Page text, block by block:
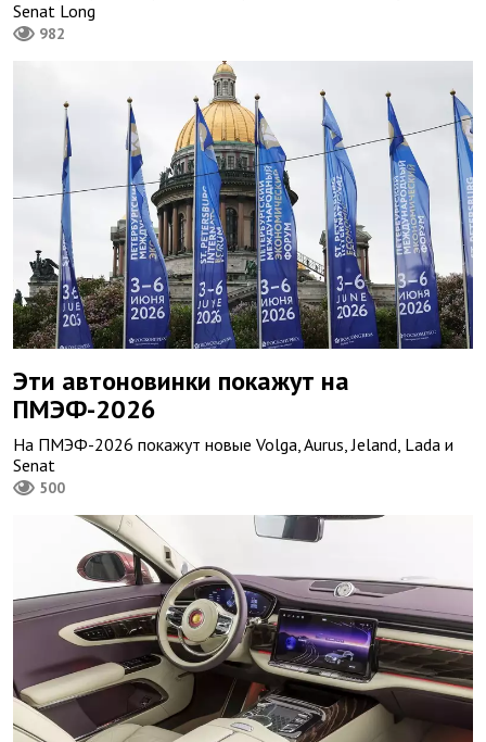
Senat Long
982
Эти автоновинки покажут на
ПМЭФ-2026
На ПМЭФ-2026 покажут новые Volga, Aurus, Jeland, Lada и
Senat
500